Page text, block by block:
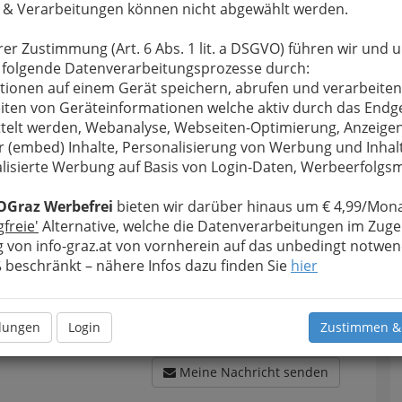
& Verarbeitungen können nicht abgewählt werden.
Zustimmung (Art. 6 Abs. 1 lit. a DSGVO) führen wir und
Datenverarbeitungsprozesse durch:
auf einem Gerät speichern, abrufen und
von Geräteinformationen welche aktiv durch das
werden, Webanalyse, Webseiten-Optimierung,
(embed) Inhalte, Personalisierung von Werbung und
Werbung auf Basis von Login-Daten,
Werbefrei bieten wir darüber hinaus um € 4,99/
Alternative, welche die Datenverarbeitungen im
von info-graz.at von vornherein auf das unbedingt
beschränkt – nähere Infos dazu finden Sie hier
Login Zustimmen
bewahren, verwenden wir an dieser Stelle zur
Ihre Nachricht wird nach dem Absenden
M.Waclawiczek m.i.a. Schule für Meditation,
Meine Nachricht
Meine Nachricht senden